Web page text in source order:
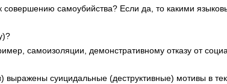
самоубийства? Если да, то какими
самоизоляции, демонстративному отказу от
выражены суицидальные (деструктивные) мотивы в